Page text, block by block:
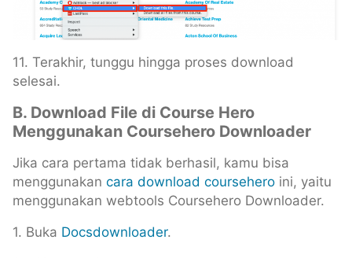
11. Terakhir, tunggu hingga proses download
selesai.
B. Download File di Course Hero
Menggunakan Coursehero Downloader
Jika cara pertama tidak berhasil, kamu bisa
menggunakan cara download coursehero ini, yaitu
menggunakan webtools Coursehero Downloader.
1. Buka Docsdownloader.